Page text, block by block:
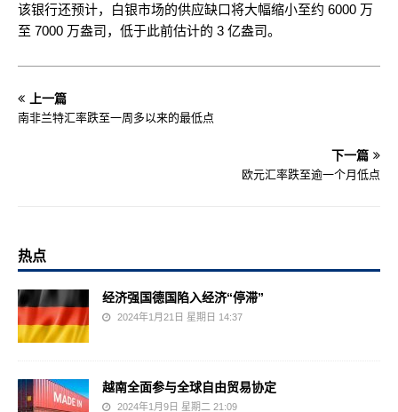
该银行还预计，白银市场的供应缺口将大幅缩小至约 6000 万
至 7000 万盎司，低于此前估计的 3 亿盎司。
上一篇
南非兰特汇率跌至一周多以来的最低点
下一篇
欧元汇率跌至逾一个月低点
热点
经济强国德国陷入经济“停滞”
2024年1月21日 星期日 14:37
越南全面参与全球自由贸易协定
2024年1月9日 星期二 21:09